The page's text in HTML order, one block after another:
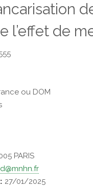
l’effet de
ou DOM
PARIS
27/01/2025